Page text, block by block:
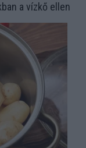
a vízkő ellen